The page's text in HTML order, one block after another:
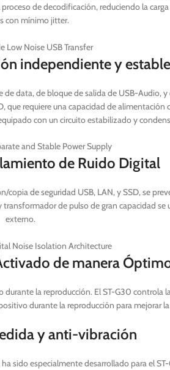
proceso de decodificación, reduciendo la
con mínimo jitter.
independiente y estable
data, de bloque de salida de USB-
requiere una capacidad de
con un circuito estabilizado y
de Ruido Digital
de seguridad USB, LAN, y SSD, se
de pulso de gran capacidad
externo.
de manera
la reproducción. El ST-G30 controla
durante la reproducción para mejorar
y anti-vibración
especialmente desarrollado para el